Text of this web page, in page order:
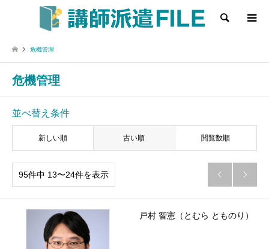
検索
危機管理
危機管理
並べ替え条件
新しい順 古い順 閲覧数順
95件中 13〜24件を表示  
戸村 智憲（とむら とものり）